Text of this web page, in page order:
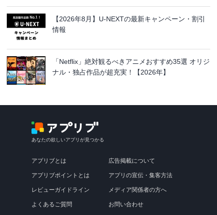
【2026年8月】U-NEXTの最新キャンペーン・割引
情報
「Netflix」絶対観るべきアニメおすすめ35選 オリジ
ナル・独占作品が超充実！【2026年】
あなたの欲しいアプリが見つかる
アプリブとは
アプリブポイントとは
レビューガイドライン
よくあるご質問
広告掲載について
アプリの宣伝・集客方法
メディア関係者の方へ
お問い合わせ